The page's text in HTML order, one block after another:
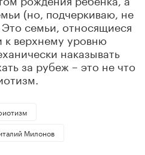
(но, подчеркиваю, не
семьи, относящиеся
к верхнему уровню
наказывать
за рубеж – это не что
Милонов